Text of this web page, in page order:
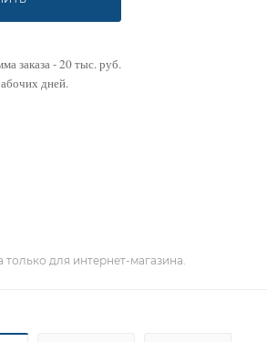
заказа - 20 тыс. руб.
дней.
только для интернет-магазина.